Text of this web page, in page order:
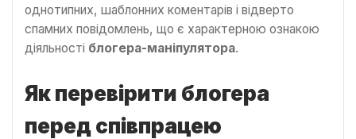
однотипних, шаблонних коментарів і відверто
спамних повідомлень, що є характерною ознакою
діяльності блогера-маніпулятора.
Як перевірити блогера
перед співпрацею